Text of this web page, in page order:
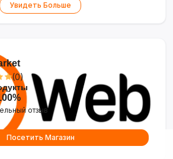
аромата по
флакон— стильный
объём 100 мл
Увидеть Больше
(0)
отзыв
Посетить Магазин